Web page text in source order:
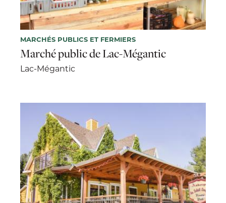
MARCHÉS PUBLICS ET FERMIERS
Marché public de Lac-Mégantic
Lac-Mégantic